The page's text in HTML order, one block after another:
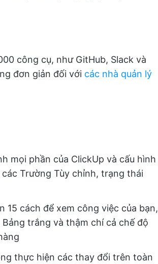
công cụ, như GitHub, Slack và
đơn giản đối với các nhà quản lý
mọi phần của ClickUp và cấu hình
Trường Tùy chỉnh, trạng thái
15 cách để xem công việc của bạn,
trắng và thậm chí cả chế độ
thực hiện các thay đổi trên toàn